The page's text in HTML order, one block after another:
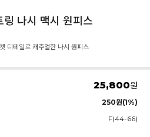
나시 맥시 원피스
디테일로 캐주얼한 나시 원피스
25,800원
250원(1%)
F(44-66)